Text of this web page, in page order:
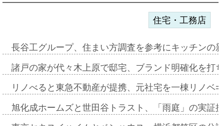
住宅・工務店
長谷工グループ、住まい方調査を参考にキッチン
諸戸の家が代々木上原で邸宅、ブランド明確化を
リノべると東急不動産が提携、元社宅を一棟リノ
旭化成ホームズと世田谷トラスト、「雨庭」の実